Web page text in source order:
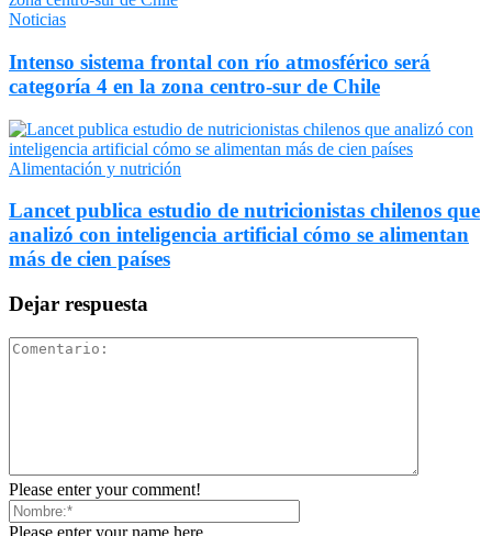
Noticias
Intenso sistema frontal con río atmosférico será
categoría 4 en la zona centro-sur de Chile
Alimentación y nutrición
Lancet publica estudio de nutricionistas chilenos que
analizó con inteligencia artificial cómo se alimentan
más de cien países
Dejar respuesta
Please enter your comment!
Please enter your name here